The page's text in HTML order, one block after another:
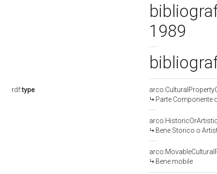
1989
rdf:type
Parte Componente
Bene Storico o
Bene mobile